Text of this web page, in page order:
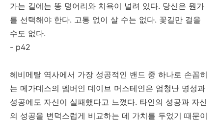
가는 길에는 똥 덩어리와 치욕이 널려 있다. 당신은 뭔가
를 선택해야 한다. 고통 없이 살 수는 없다. 꽃길만 걸을
수도 없다.
- p42
헤비메탈 역사에서 가장 성공적인 밴드 중 하나로 손꼽히
는 메가데스의 멤버인 데이브 머스테인은 엄청난 명성과
성공에도 자신이 실패했다고 느꼈다. 타인의 성공과 자신
의 성공을 변덕스럽게 비교하는 데 가치를 두었기 때문이